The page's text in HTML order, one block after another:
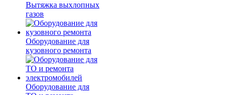
Вытяжка выхлопных
газов
Оборудование для
кузовного ремонта
Оборудование для